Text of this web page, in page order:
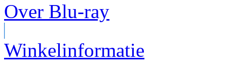
Over Blu-ray
Winkelinformatie